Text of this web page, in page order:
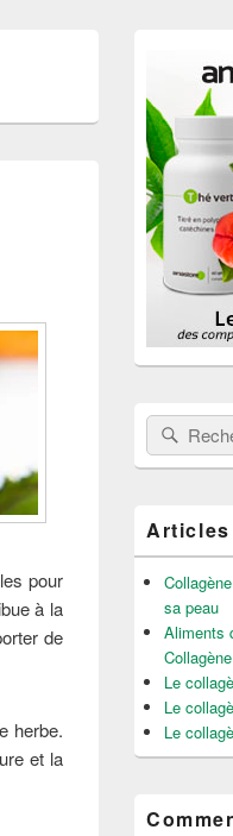
pour
à la
de
herbe.
et la
widget
pour
barre
latérale
Rechercher :
sa peau
Aliments
Collagène
Le
Le
Le